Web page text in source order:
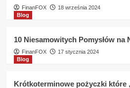
FinanFOX
18 września 2024
Blog
10 Niesamowitych Pomysłów na
FinanFOX
17 stycznia 2024
Blog
Krótkoterminowe pożyczki które